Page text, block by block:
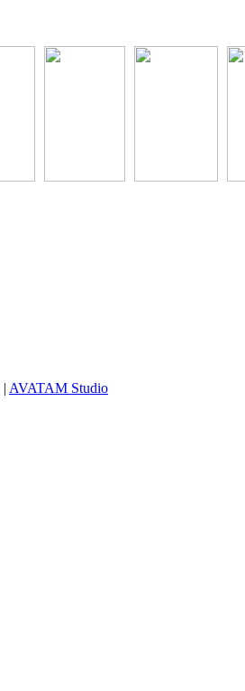
| AVATAM Studio